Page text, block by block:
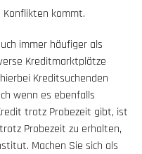
Konflikten kommt.
immer häufiger als
Kreditmarktplätze
Kreditsuchenden
wenn es ebenfalls
trotz Probezeit gibt, ist
Probezeit zu erhalten,
Machen Sie sich als